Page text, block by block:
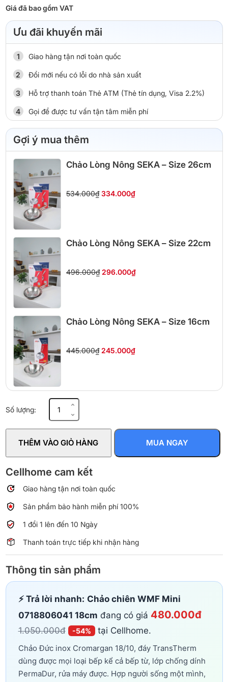
Giá đã bao gồm VAT
Ưu đãi khuyến mãi
Giao hàng tận nơi toàn quốc
Đổi mới nếu có lỗi do nhà sản xuất
Hỗ trợ thanh toán Thẻ ATM (Thẻ tín dụng, Visa 2.2%)
Gọi để được tư vấn tận tâm miễn phí
Gợi ý mua thêm
Chảo Lòng Nông SEKA – Size 26cm
534.000₫ 334.000₫
Chảo Lòng Nông SEKA – Size 22cm
496.000₫ 296.000₫
Chảo Lòng Nông SEKA – Size 16cm
445.000₫ 245.000₫
Số lượng:
Chảo
chiên
0718806041
18cm
18/10
số
THÊM VÀO GIỎ HÀNG MUA NGAY
Cellhome cam kết
Giao hàng tận nơi toàn quốc
Sản phẩm bảo hành miễn phí 100%
1 đổi 1 lên đến 10 Ngày
Thanh toán trực tiếp khi nhận hàng
Thông tin sản phẩm
⚡ Trả lời nhanh: Chảo chiên WMF Mini
0718806041 18cm đang có giá 480.000đ
1.050.000đ -54% tại Cellhome.
Chảo Đức inox Cromargan 18/10, đáy TransTherm
dùng được mọi loại bếp kể cả bếp từ, lớp chống dính
PermaDur, rửa máy được. Hợp người sống một mình,